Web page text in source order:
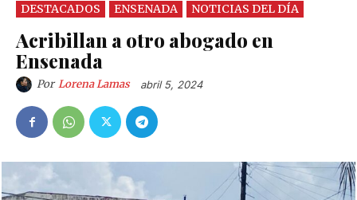
DESTACADOS ENSENADA NOTICIAS DEL DÍA
Acribillan a otro abogado en
Ensenada
Por Lorena Lamas abril 5, 2024